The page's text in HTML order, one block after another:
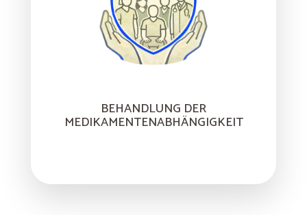
BEHANDLUNG DER
MEDIKAMENTENABHÄNGIGKEIT